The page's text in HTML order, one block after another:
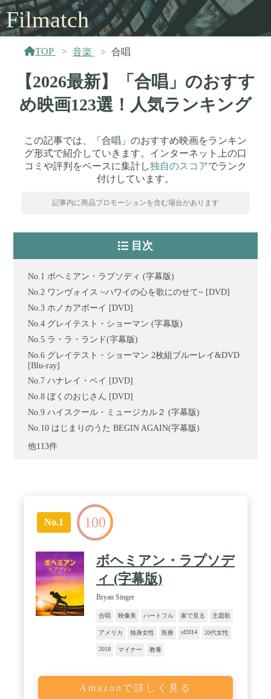
Filmatch
TOP 音楽 合唱
【2026最新】「合唱」のおすす
め映画123選！人気ランキング
この記事では、「合唱」のおすすめ映画をランキン
グ形式で紹介していきます。インターネット上の口
コミや評判をベースに集計し独自のスコアでランク
付けしています。
記事内に商品プロモーションを含む場合があります
目次
ボヘミアン・ラプソディ (字幕版)
ワンヴォイス ~ハワイの心を歌にのせて~ [DVD]
ホノカアボーイ [DVD]
グレイテスト・ショーマン (字幕版)
ラ・ラ・ランド(字幕版)
グレイテスト・ショーマン 2枚組ブルーレイ&DVD
[Blu-ray]
ハナレイ・ベイ [DVD]
ぼくのおじさん [DVD]
ハイスクール・ミュージカル２ (字幕版)
はじまりのうた BEGIN AGAIN(字幕版)
他113件
No.1 100
ボヘミアン・ラプソデ
ィ (字幕版)
Bryan Singer
合唱 映像美 ハートフル 家で見る 主題歌
アメリカ 独身女性 医療 sf2014 20代女性
2018 マイナー 教養
Amazonで詳しく見る